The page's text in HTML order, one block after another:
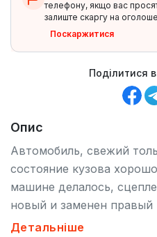
телефону, якщо вас
залиште скаргу на
Поскаржитися
Поділитися
Опис
Автомобиль, свежий
состояние кузова
машине делалось,
новый и заменен
колесе. Машине не
Детальніше